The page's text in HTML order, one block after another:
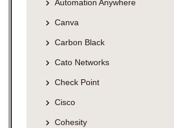
Automation Anywhere
Canva
Carbon Black
Cato Networks
Check Point
Cisco
Cohesity